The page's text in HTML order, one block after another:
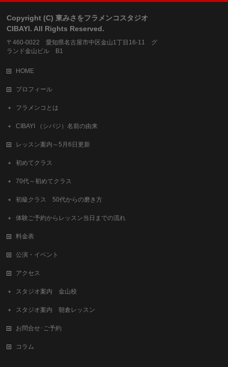
Copyright (C) 東みさをフラメンコスタジオ
CIBAYI. All Rights Reserved.
〒460-0022 愛知県名古屋市中区金山1丁目16-11 グ
ランド金山ビル B1
HOME
プロフィール
フラメンコとは
CIBAYI （シバジ）名前の由来
レッスン案内～5月6日更新
初めてクラス
70代～初めてクラス
初級クラス 50代からの磨き方
体験ご予約からレッスン当日までの流れ
料金表
公演・イベント
アクセス
スタジオ案内 金山校
スタジオ案内 朝倉レッスン
お問合せ･ご予約
コラム